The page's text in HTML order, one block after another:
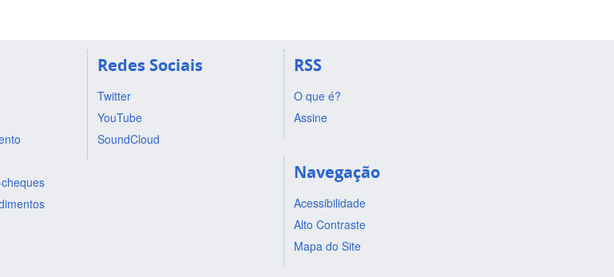
Redes Sociais
Twitter
YouTube
SoundCloud
RSS
O que é?
Assine
Navegação
Acessibilidade
Alto Contraste
Mapa do Site